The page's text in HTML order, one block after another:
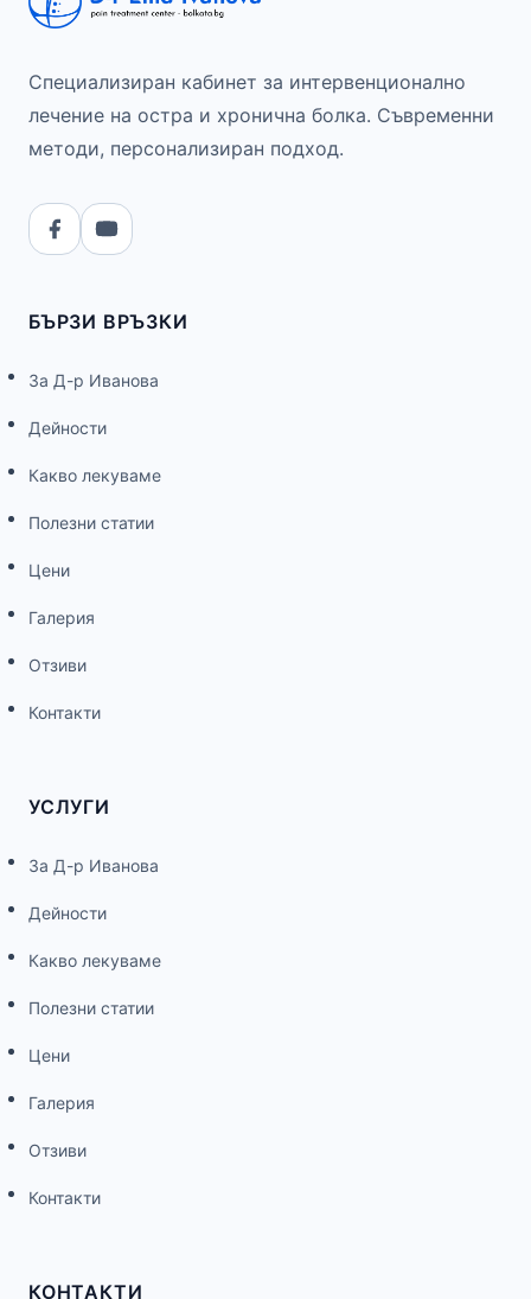
Специализиран кабинет за интервенционално
лечение на остра и хронична болка. Съвременни
методи, персонализиран подход.
БЪРЗИ ВРЪЗКИ
За Д-р Иванова
Дейности
Какво лекуваме
Полезни статии
Цени
Галерия
Отзиви
Контакти
УСЛУГИ
За Д-р Иванова
Дейности
Какво лекуваме
Полезни статии
Цени
Галерия
Отзиви
Контакти
КОНТАКТИ